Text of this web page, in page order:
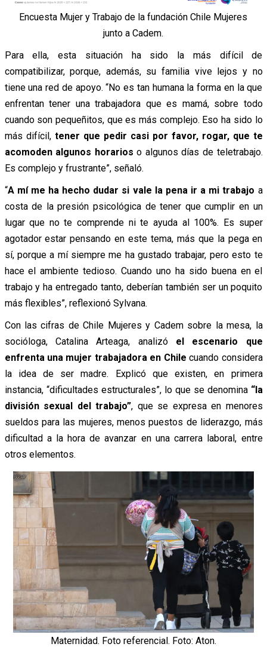
Encuesta Mujer y Trabajo de la fundación Chile Mujeres
junto a Cadem.
Para ella, esta situación ha sido la más difícil de
compatibilizar, porque, además, su familia vive lejos y no
tiene una red de apoyo. “No es tan humana la forma en la que
enfrentan tener una trabajadora que es mamá, sobre todo
cuando son pequeñitos, que es más complejo. Eso ha sido lo
más difícil,tener que pedir casi por favor, rogar, que te
acomoden algunos horarios o algunos días de teletrabajo.
Es complejo y frustrante”, señaló.
“A mí me ha hecho dudar si vale la pena ir a mi trabajo a
costa de la presión psicológica de tener que cumplir en un
lugar que no te comprende ni te ayuda al 100%. Es super
agotador estar pensando en este tema, más que la pega en
sí, porque a mí siempre me ha gustado trabajar, pero esto te
hace el ambiente tedioso. Cuando uno ha sido buena en el
trabajo y ha entregado tanto, deberían también ser un poquito
más flexibles”, reflexionó Sylvana.
Con las cifras de Chile Mujeres y Cadem sobre la mesa, la
socióloga, Catalina Arteaga, analizó el escenario que
enfrenta una mujer trabajadora en Chile cuando considera
la idea de ser madre. Explicó que existen, en primera
instancia, “dificultades estructurales”, lo que se denomina“la
división sexual del trabajo”, que se expresa en menores
sueldos para las mujeres, menos puestos de liderazgo, más
dificultad a la hora de avanzar en una carrera laboral, entre
otros elementos.
Maternidad. Foto referencial. Foto: Aton.